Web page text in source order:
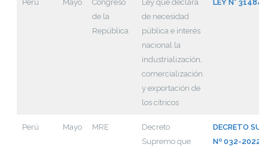
Perú Mayo
Congreso
de la
República
Ley que declara
de necesidad
pública e interés
nacional la
industrialización,
comercialización
y exportación de
los cítricos
LEY N° 31484
Perú Mayo MRE
Decreto
Supremo que
DECRETO
Nº 032-2022-